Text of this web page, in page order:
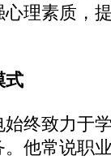
理素质，
终致力于
他常说职